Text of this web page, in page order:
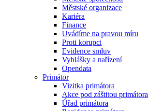
Městské organizace
Kariéra
Finance
Uvádíme na pravou míru
Proti korupci
Evidence smluv
Vyhlášky a nařízení
Opendata
Primátor
Vizitka primátora
Akce pod záštitou primátora
Úřad primátora